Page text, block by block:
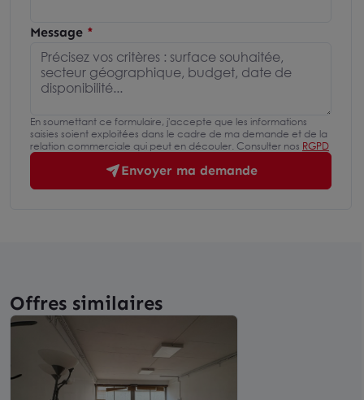
Message
En soumettant ce formulaire, j'accepte que les informations
saisies soient exploitées dans le cadre de ma demande et de la
relation commerciale qui peut en découler. Consulter nos RGPD
Envoyer ma demande
Offres similaires